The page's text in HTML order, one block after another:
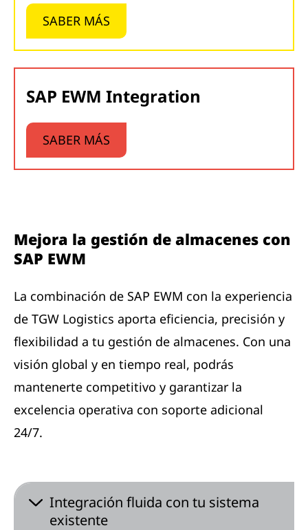
SABER MÁS
SAP EWM Integration
SABER MÁS
Mejora la gestión de almacenes con
SAP EWM
La combinación de SAP EWM con la experiencia
de TGW Logistics aporta eficiencia, precisión y
flexibilidad a tu gestión de almacenes. Con una
visión global y en tiempo real, podrás
mantenerte competitivo y garantizar la
excelencia operativa con soporte adicional
24/7.
Integración fluida con tu sistema
existente